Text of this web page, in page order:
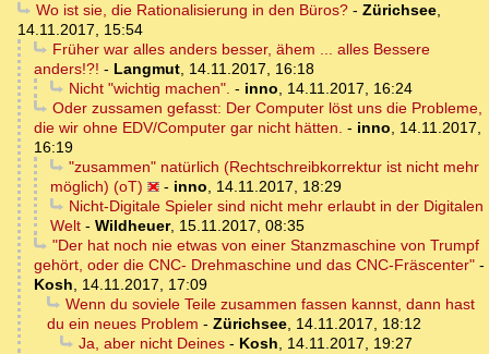
Wo ist sie, die Rationalisierung in den Büros?- Zürichsee,
14.11.2017, 15:54
Früher war alles anders besser, ähem ... alles Bessere
anders!?! - Langmut, 14.11.2017, 16:18
Nicht "wichtig machen". - inno, 14.11.2017, 16:24
Oder zussamen gefasst: Der Computer löst uns die Probleme,
die wir ohne EDV/Computer gar nicht hätten. - inno, 14.11.2017,
16:19
"zusammen" natürlich (Rechtschreibkorrektur ist nicht mehr
möglich) (oT)
- inno, 14.11.2017, 18:29
Nicht-Digitale Spieler sind nicht mehr erlaubt in der Digitalen
Welt - Wildheuer, 15.11.2017, 08:35
"Der hat noch nie etwas von einer Stanzmaschine von Trumpf
gehört, oder die CNC- Drehmaschine und das CNC-Fräscenter" -
Kosh, 14.11.2017, 17:09
Wenn du soviele Teile zusammen fassen kannst, dann hast
du ein neues Problem - Zürichsee, 14.11.2017, 18:12
Ja, aber nicht Deines- Kosh, 14.11.2017, 19:27